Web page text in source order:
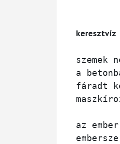
keresztvíz
szemek
a
fáradt
az